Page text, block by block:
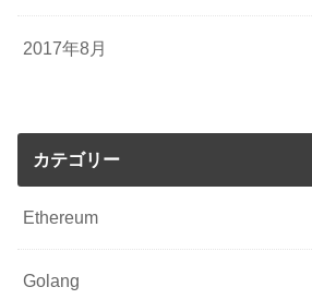
2017年8月
カテゴリー
Ethereum
Golang